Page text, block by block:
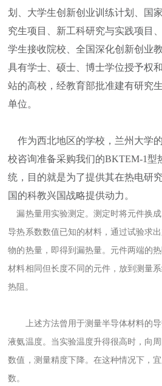
划、大学生创新创业训练计划、国
究生项目、新工科研究与实践项目
学生接收院校、全国深化创新创业
具有学士、硕士、博士学位授予权
站的高校，经教育部批准建有研究
单位。
作为西北地区的学校，兰州大学
校咨询准备采购我们的BKTEM-1型
统，目的就是为了提供其在热电研
国的科教兴国战略提供动力。
漏热量用实验测定。测定时将元件换
导热系数数值已知的材料，通过试验求
物的热量，即得到漏热量。元件两端的
材料相同但长度不同的元件，放到测量
热阻。
上述方法曾用于测量半导体材料的导
液氨温度。当实验温度升得很高时，向
数值，测量精度下降。在这种情况下，
数。